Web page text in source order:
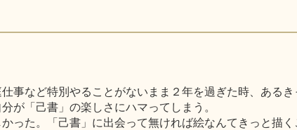
事など特別やることがないまま２年を過ぎた時、あるき
が「己書」の楽しさにハマってしまう。
った。「己書」に出会って無ければ絵なんてきっと描く